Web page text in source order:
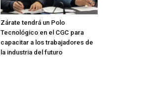
Zárate tendrá un Polo
Tecnológico en el CGC para
capacitar a los trabajadores de
la industria del futuro